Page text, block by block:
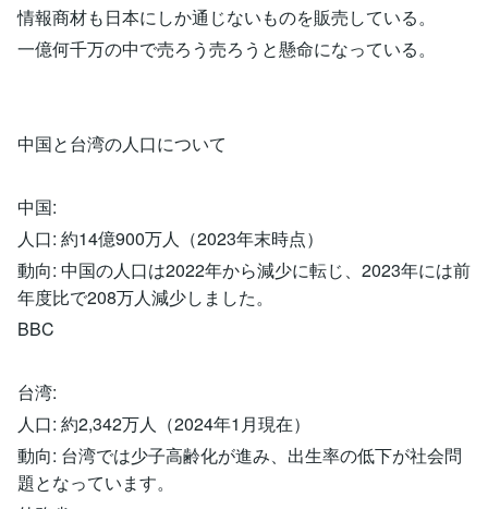
情報商材も日本にしか通じないものを販売している。
一億何千万の中で売ろう売ろうと懸命になっている。
中国と台湾の人口について
中国:
人口: 約14億900万人（2023年末時点）
動向: 中国の人口は2022年から減少に転じ、2023年には前
年度比で208万人減少しました。
BBC
台湾:
人口: 約2,342万人（2024年1月現在）
動向: 台湾では少子高齢化が進み、出生率の低下が社会問
題となっています。